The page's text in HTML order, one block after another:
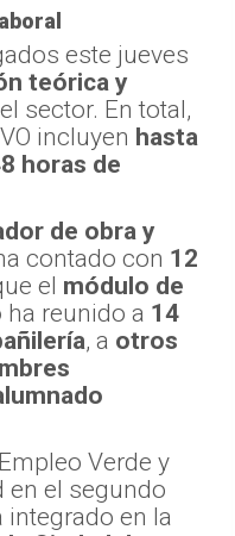
este jueves
teórica y
sector. En total,
incluyen hasta
horas de
de obra y
contado con 12
el módulo de
ha reunido a 14
, a otros
Verde y
en el segundo
integrado en la